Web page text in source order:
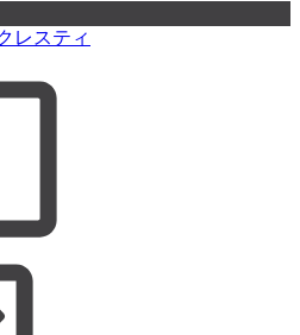
レスティ